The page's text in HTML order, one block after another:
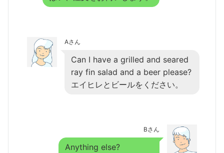
Aさん
Can I have a grilled and seared
ray fin salad and a beer please?
エイヒレとビールをください。
Bさん
Anything else?